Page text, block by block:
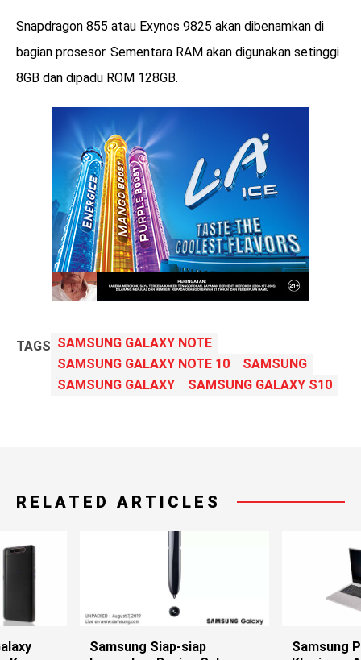
Snapdragon 855 atau Exynos 9825 akan dibenamkan di
bagian prosesor. Sementara RAM akan digunakan setinggi
8GB dan dipadu ROM 128GB.
TAGS SAMSUNG GALAXY NOTE
SAMSUNG GALAXY NOTE 10
SAMSUNG
SAMSUNG GALAXY
SAMSUNG GALAXY S10
RELATED ARTICLES
Samsung Siap-siap
Samsung